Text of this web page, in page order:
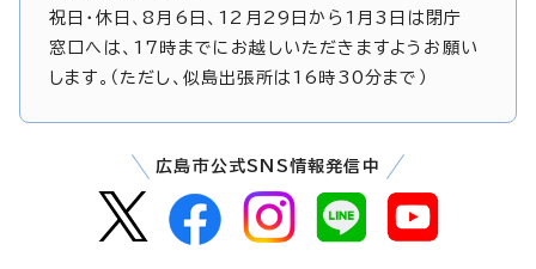
祝日・休日、8月6日、12月29日から1月3日は閉庁
窓口へは、17時までにお越しいただきますようお願い
します。（ただし、似島出張所は16時30分まで）
広島市公式SNS情報発信中